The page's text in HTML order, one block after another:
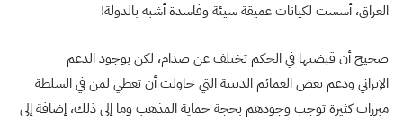
العراق، أسست لكيانات عميقة سيئة وفاسدة أشبه بالدولة!
صحيح أن قبضتها في الحكم تختلف عن صدام، لكن بوجود الدعم
الإيراني ودعم بعض العمائم الدينية التي حاولت أن تعطي لمن في السلطة
مبررات كثيرة توجب وجودهم بحجة حماية المذهب وما إلى ذلك، إضافة إلى